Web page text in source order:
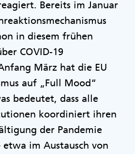
Bereits im Januar
in diesem frühen
COVID-19
März hat die EU
auf „Full Mood“
bedeutet, dass alle
koordiniert ihren
der Pandemie
im Austausch von